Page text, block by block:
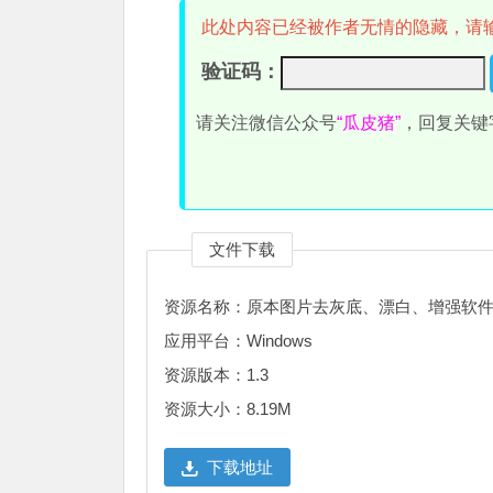
此处内容已经被作者无情的隐藏，请
验证码：
请关注微信公众号“瓜皮猪” ，回复关键
文件下载
资源名称：原本图片去灰底、漂白、增强软
应用平台：Windows
资源版本：1.3
资源大小：8.19M
下载地址